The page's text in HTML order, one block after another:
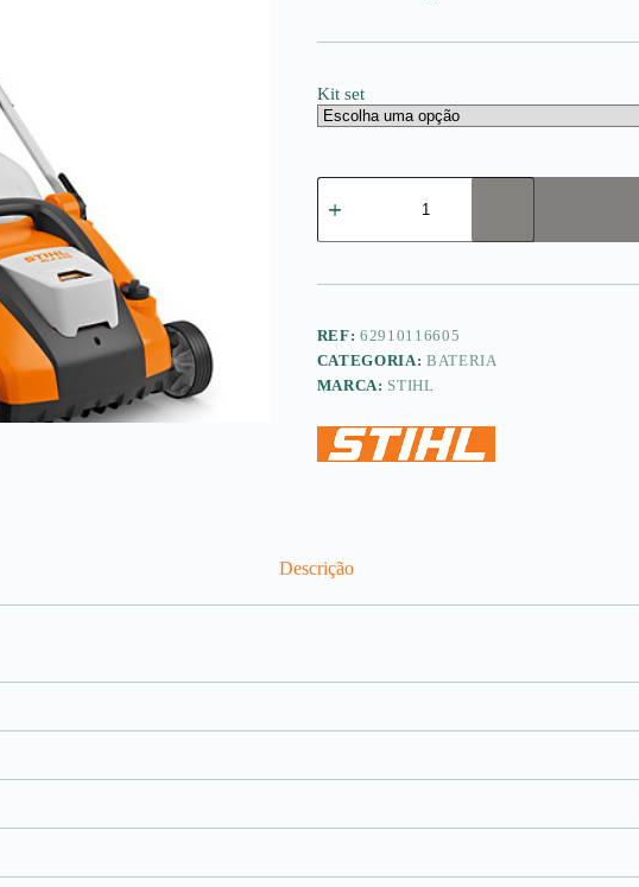
Kit set
Quantidade
de
240
REF:62910116605
CATEGORIA: BATERIA
MARCA: STIHL
Descrição